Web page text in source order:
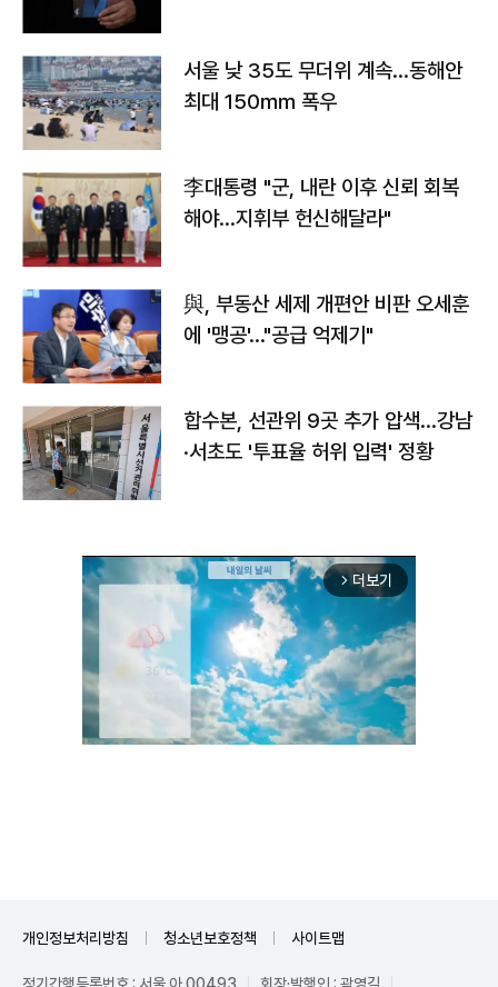
서울 낮 35도 무더위 계속…동해안
최대 150㎜ 폭우
李대통령 "군, 내란 이후 신뢰 회복
해야…지휘부 헌신해달라"
與, 부동산 세제 개편안 비판 오세훈
에 '맹공'…"공급 억제기"
합수본, 선관위 9곳 추가 압색…강남
·서초도 '투표율 허위 입력' 정황
arrow_forward_ios 더보기
개인정보처리방침 청소년보호정책 사이트맵